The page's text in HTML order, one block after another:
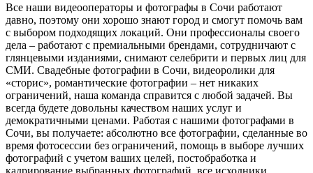
Все наши видеооператоры и фотографы в Сочи работают
давно, поэтому они хорошо знают город и смогут помочь вам
с выбором подходящих локаций. Они профессионалы своего
дела – работают с премиальными брендами, сотрудничают с
глянцевыми изданиями, снимают селебрити и первых лиц для
СМИ. Свадебные фотографии в Сочи, видеоролики для
«сторис», романтические фотографии – нет никаких
ограничений, наша команда справится с любой задачей. Вы
всегда будете довольны качеством наших услуг и
демократичными ценами. Работая с нашими фотографами в
Сочи, вы получаете: абсолютно все фотографии, сделанные во
время фотосессии без ограничений, помощь в выборе лучших
фотографий с учетом ваших целей, постобработка и
кадрирование выбранных фотографий, все исходники